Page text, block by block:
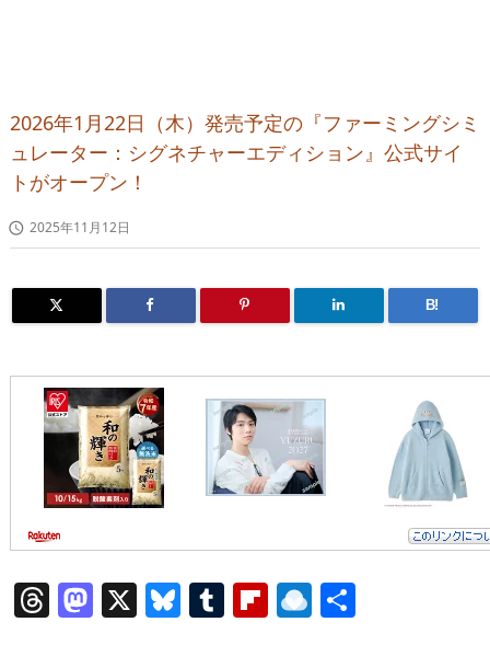
2026年1月22日（木）発売予定の『ファーミングシミ
ュレーター：シグネチャーエディション』公式サイ
トがオープン！
 2025年11月12日
B!
T M X Bl T Fl R